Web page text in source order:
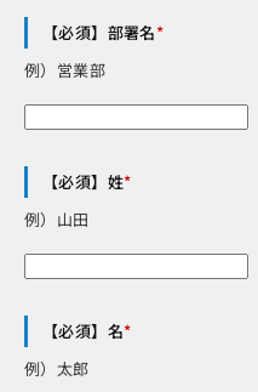
【必須】部署名*
例）営業部
【必須】姓*
例）山田
【必須】名*
例）太郎